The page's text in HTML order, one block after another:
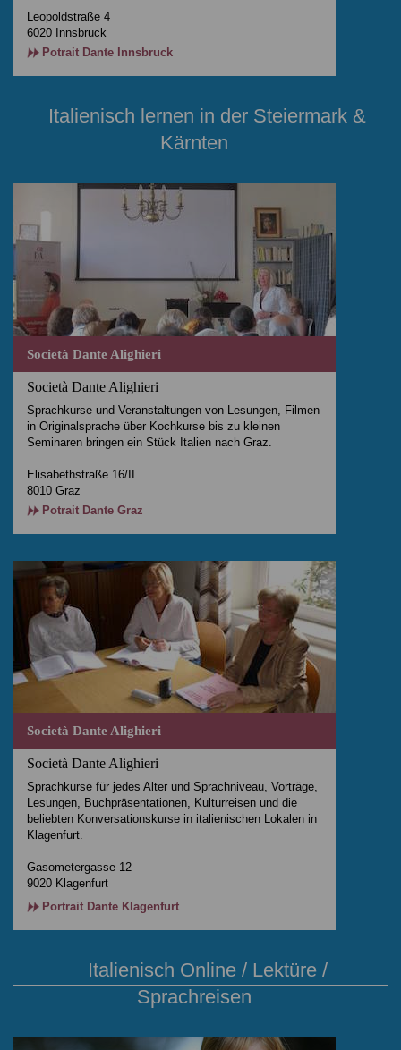
Leopoldstraße 4
6020 Innsbruck
Potrait Dante Innsbruck
Italienisch lernen in der Steiermark &
Kärnten
Società Dante Alighieri
Società Dante Alighieri
Sprachkurse und Veranstaltungen von Lesungen, Filmen
in Originalsprache über Kochkurse bis zu kleinen
Seminaren bringen ein Stück Italien nach Graz.
Elisabethstraße 16/II
8010 Graz
Potrait Dante Graz
Società Dante Alighieri
Società Dante Alighieri
Sprachkurse für jedes Alter und Sprachniveau, Vorträge,
Lesungen, Buchpräsentationen, Kulturreisen und die
beliebten Konversationskurse in italienischen Lokalen in
Klagenfurt.
Gasometergasse 12
9020 Klagenfurt
Portrait Dante Klagenfurt
Italienisch Online / Lektüre /
Sprachreisen